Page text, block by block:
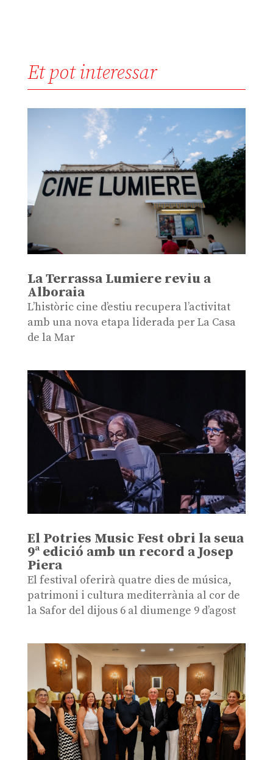
Et pot interessar
La Terrassa Lumiere reviu a
Alboraia
L’històric cine d’estiu recupera l’activitat
amb una nova etapa liderada per La Casa
de la Mar
El Potries Music Fest obri la seua
9ª edició amb un record a Josep
Piera
El festival oferirà quatre dies de música,
patrimoni i cultura mediterrània al cor de
la Safor del dijous 6 al diumenge 9 d’agost